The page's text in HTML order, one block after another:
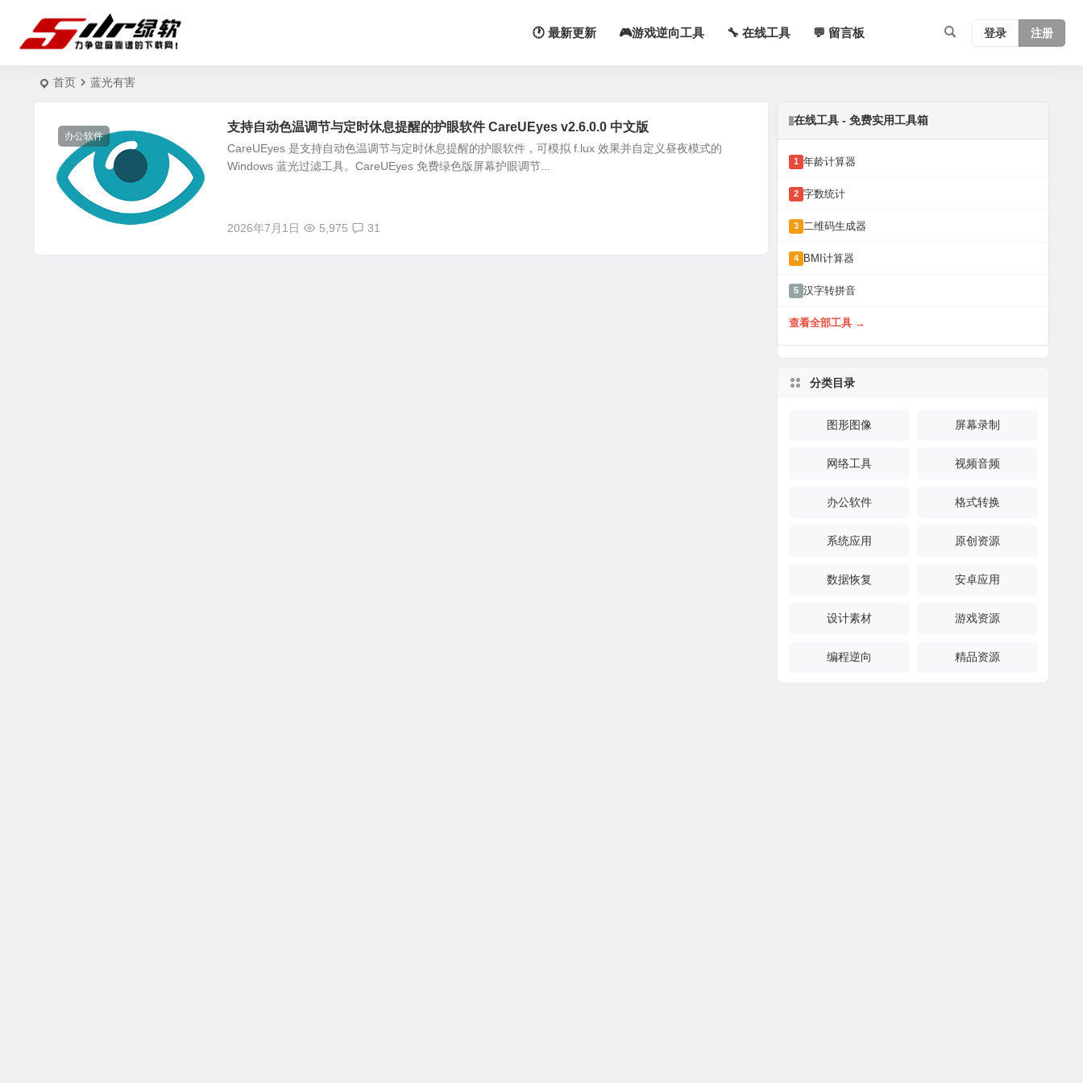
🕐 最新更新 🎮游戏逆向工具 🔧 在线工具 💬 留言板 登录 注册
首页 蓝光有害
办公软件
支持自动色温调节与定时休息提醒的护眼软件 CareUEyes v2.6.0.0 中文版
CareUEyes 是支持自动色温调节与定时休息提醒的护眼软件，可模拟 f.lux 效果并自定义昼夜模式的
Windows 蓝光过滤工具。CareUEyes 免费绿色版屏幕护眼调节...
2026年7月1日 5,975 31
在线工具 - 免费实用工具箱
1 年龄计算器
2 字数统计
3 二维码生成器
4 BMI计算器
5 汉字转拼音
查看全部工具 →
分类目录
图形图像 屏幕录制
网络工具 视频音频
办公软件 格式转换
系统应用 原创资源
数据恢复 安卓应用
设计素材 游戏资源
编程逆向 精品资源